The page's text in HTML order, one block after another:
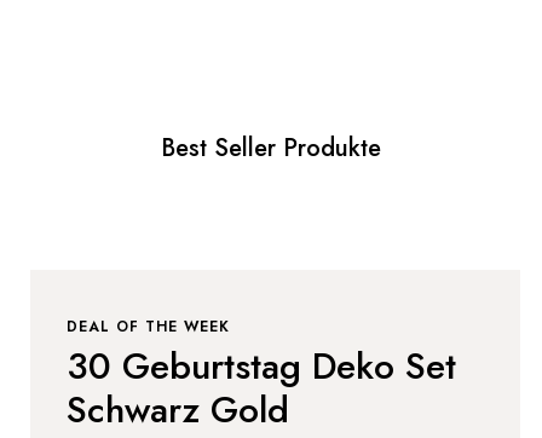
Best Seller Produkte
DEAL OF THE WEEK
30 Geburtstag Deko Set
Schwarz Gold